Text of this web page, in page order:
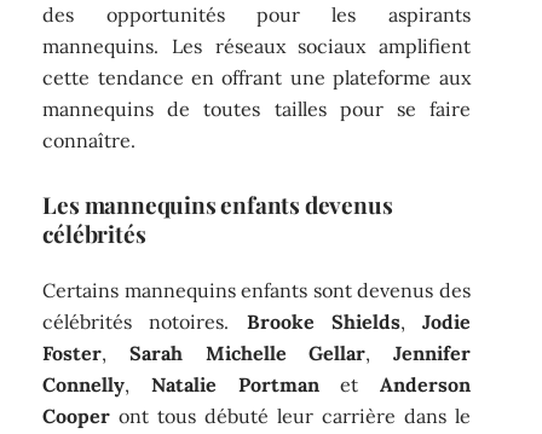
des opportunités pour les aspirants
mannequins. Les réseaux sociaux amplifient
cette tendance en offrant une plateforme aux
mannequins de toutes tailles pour se faire
connaître.
Les mannequins enfants devenus
célébrités
Certains mannequins enfants sont devenus des
célébrités notoires. Brooke Shields, Jodie
Foster, Sarah Michelle Gellar, Jennifer
Connelly, Natalie Portmanet Anderson
Cooper ont tous débuté leur carrière dans le